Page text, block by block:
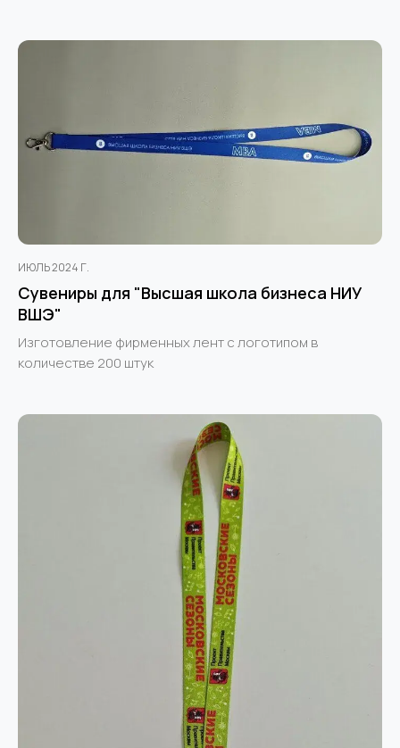
ИЮЛЬ 2024 Г.
Сувениры для "Высшая школа бизнеса НИУ
ВШЭ"
Изготовление фирменных лент с логотипом в
количестве 200 штук